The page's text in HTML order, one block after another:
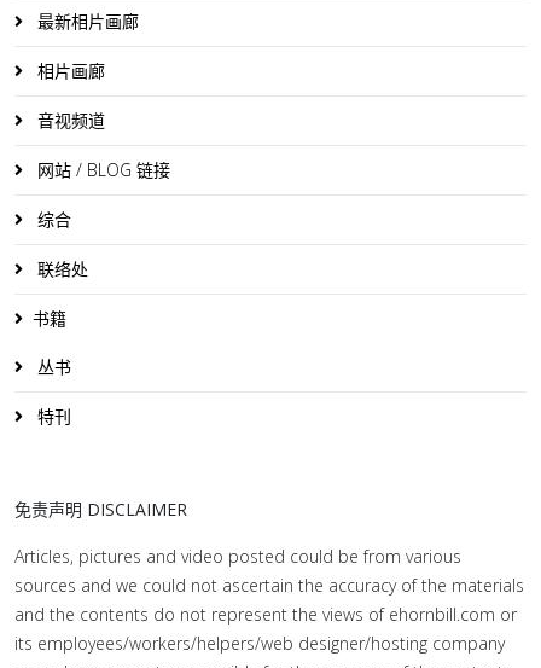
最新相片画廊
相片画廊
音视频道
网站 / BLOG 链接
综合
联络处
书籍
丛书
特刊
免责声明 DISCLAIMER
Articles, pictures and video posted could be from various
sources and we could not ascertain the accuracy of the materials
and the contents do not represent the views of ehornbill.com or
its employees/workers/helpers/web designer/hosting company